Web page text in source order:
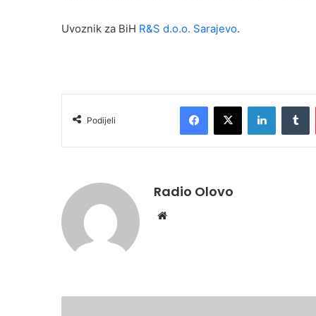
Uvoznik za BiH R&S d.o.o. Sarajevo.
Podijeli
Facebook
X LinkedIn
Radio Olovo